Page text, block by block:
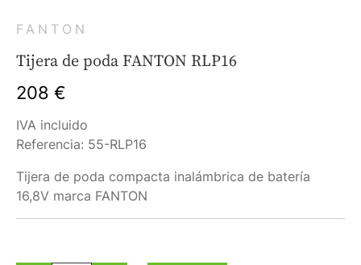
FANTON
Tijera de poda FANTON RLP16
208 €
IVA incluido
Referencia: 55-RLP16
Tijera de poda compacta inalámbrica de batería
16,8V marca FANTON